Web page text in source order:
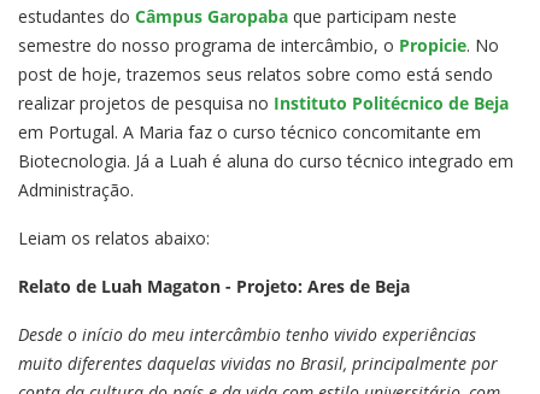
estudantes do Câmpus Garopaba que participam neste
semestre do nosso programa de intercâmbio, o Propicie. No
post de hoje, trazemos seus relatos sobre como está sendo
realizar projetos de pesquisa no Instituto Politécnico de Beja
em Portugal. A Maria faz o curso técnico concomitante em
Biotecnologia. Já a Luah é aluna do curso técnico integrado em
Administração.
Leiam os relatos abaixo:
Relato de Luah Magaton - Projeto: Ares de Beja
Desde o início do meu intercâmbio tenho vivido experiências
muito diferentes daquelas vividas no Brasil, principalmente por